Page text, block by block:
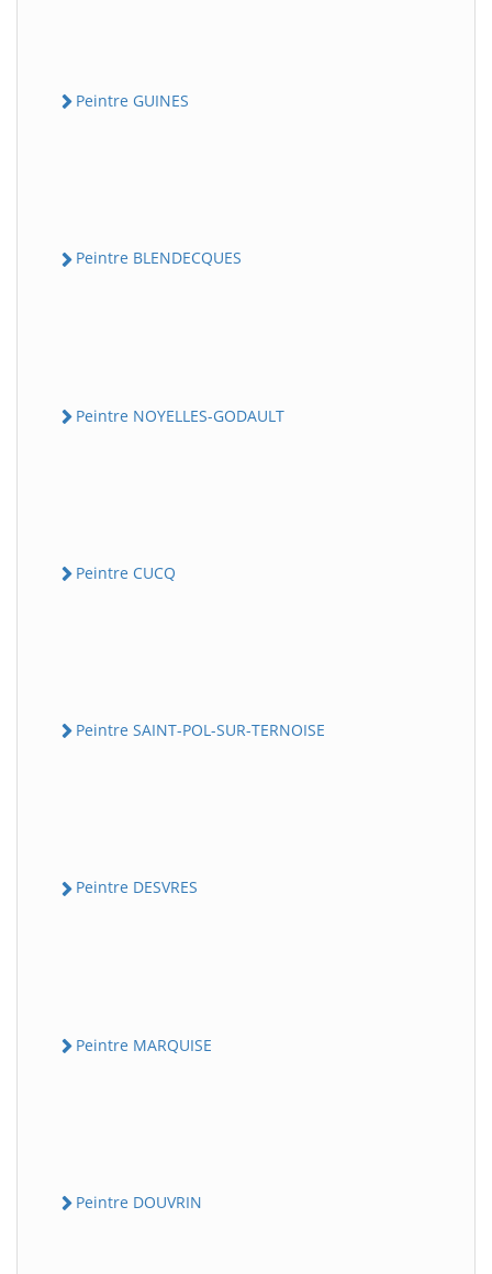
Peintre GUINES
Peintre BLENDECQUES
Peintre NOYELLES-GODAULT
Peintre CUCQ
Peintre SAINT-POL-SUR-TERNOISE
Peintre DESVRES
Peintre MARQUISE
Peintre DOUVRIN